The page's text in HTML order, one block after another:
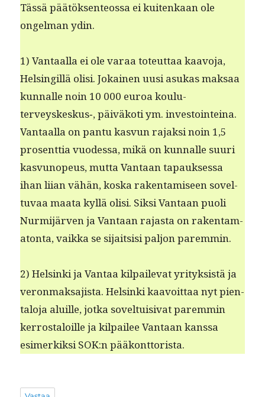
Tässä päätök­sen­teossa ei kuitenkaan ole
ongel­man ydin.
1) Van­taal­la ei ole varaa toteut­taa kaavo­ja,
Helsingillä olisi. Jokainen uusi asukas mak­saa
kun­nalle noin 10 000 euroa koulu-
terveyskeskus‑, päiväkoti ym. investoin­teina.
Van­taal­la on pan­tu kasvun rajak­si noin 1,5
pros­ent­tia vuodessa, mikä on kun­nalle suuri
kasvunopeus, mut­ta Van­taan tapauk­ses­sa
ihan liian vähän, kos­ka rak­en­tamiseen sovel­
tuvaa maa­ta kyl­lä olisi. Sik­si Van­taan puoli
Nur­mi­jär­ven ja Van­taan rajas­ta on rak­en­tam­
a­ton­ta, vaik­ka se sijait­sisi paljon paremmin.
2) Helsin­ki ja Van­taa kil­pail­e­vat yri­tyk­sistä ja
veron­mak­sajista. Helsin­ki kaavoit­taa nyt pien­
talo­ja aluille, jot­ka sovel­tu­isi­vat parem­min
ker­rostaloille ja kil­pailee Van­taan kanssa
esimerkik­si SOK:n pääkonttorista.